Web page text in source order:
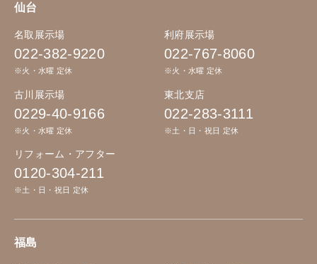
仙台
名取展示場
022-382-9220
※火・水曜 定休
利府展示場
022-767-8060
※火・水曜 定休
古川展示場
0229-40-9166
※火・水曜 定休
東北支店
022-283-3111
※土・日・祝日 定休
リフォーム・アフター
0120-304-211
※土・日・祝日 定休
福島